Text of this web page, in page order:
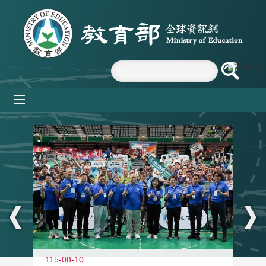
跳到主要內容區塊
:::
115-08-10